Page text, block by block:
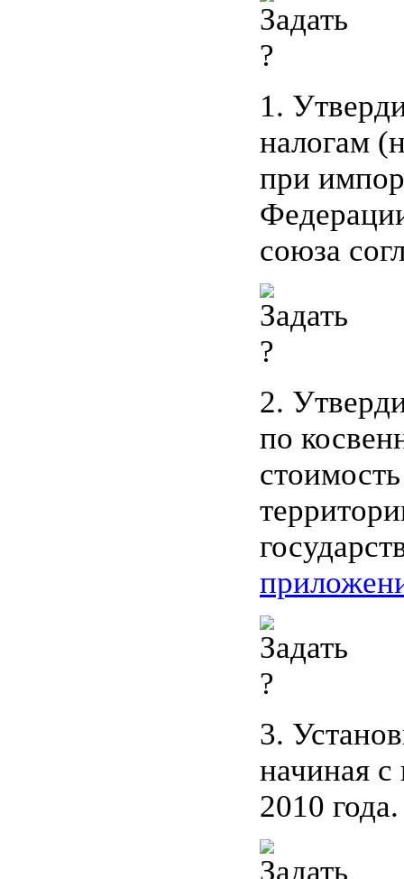
1.
налогам
при
союза
2.
по
3.
начиная с
2010 года.